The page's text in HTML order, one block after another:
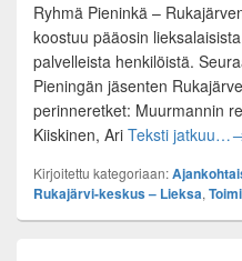
Ryhmä Pieninkä –
koostuu pääosin
palvelleista henkilöistä.
Pieningän jäsenten
perinneretket: Muurmannin
Kiiskinen, Ari Teksti jatkuu…
Kirjoitettu kategoriaan:
Rukajärvi-keskus – Lieksa,